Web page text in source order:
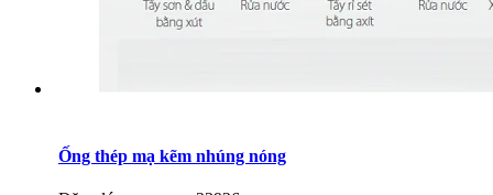
Ống thép mạ kẽm nhúng nóng